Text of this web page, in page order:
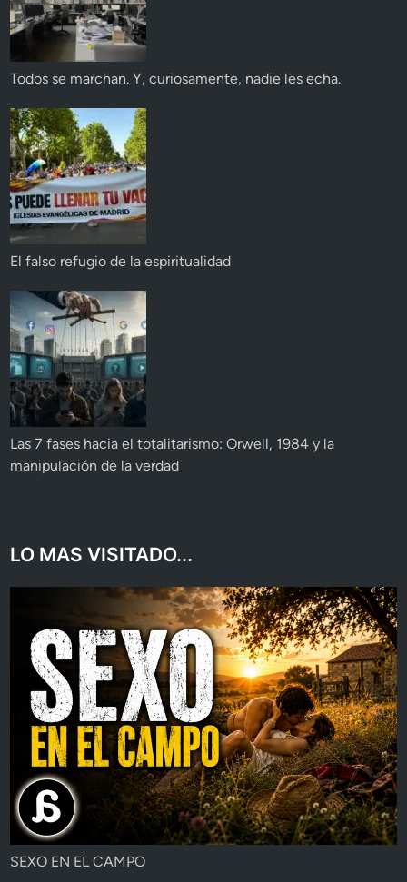
Todos se marchan. Y, curiosamente, nadie les echa.
El falso refugio de la espiritualidad
Las 7 fases hacia el totalitarismo: Orwell, 1984 y la
manipulación de la verdad
LO MAS VISITADO...
SEXO EN EL CAMPO